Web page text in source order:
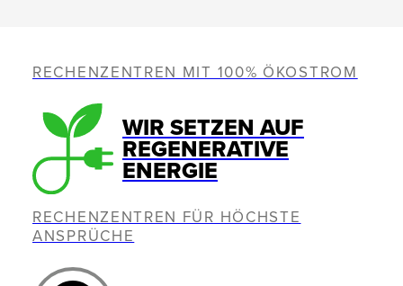
RECHENZENTREN MIT 100% ÖKOSTROM
WIR SETZEN AUF
REGENERATIVE
ENERGIE
RECHENZENTREN FÜR HÖCHSTE
ANSPRÜCHE